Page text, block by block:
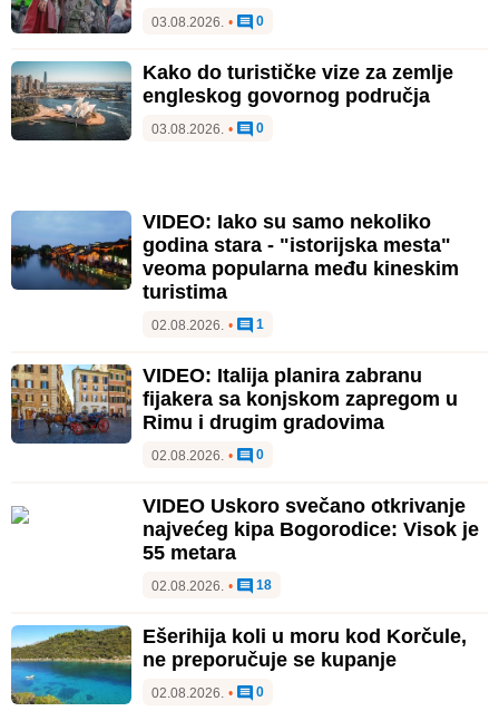
03.08.2026. • 0
Kako do turističke vize za zemlje
engleskog govornog područja
03.08.2026. • 0
VIDEO: Iako su samo nekoliko
godina stara - "istorijska mesta"
veoma popularna među kineskim
turistima
02.08.2026. • 1
VIDEO: Italija planira zabranu
fijakera sa konjskom zapregom u
Rimu i drugim gradovima
02.08.2026. • 0
VIDEO Uskoro svečano otkrivanje
najvećeg kipa Bogorodice: Visok je
55 metara
02.08.2026. • 18
Ešerihija koli u moru kod Korčule,
ne preporučuje se kupanje
02.08.2026. • 0